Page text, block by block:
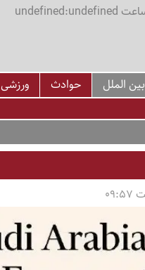
بین الملل حوادث ورزشی